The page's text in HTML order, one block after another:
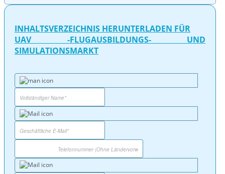
INHALTSVERZEICHNIS HERUNTERLADEN FÜR
UAV -FLUGAUSBILDUNGS- UND
SIMULATIONSMARKT